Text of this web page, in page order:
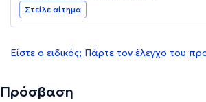
Στείλε αίτημα
Είστε ο ειδικός; Πάρτε τον έλεγχο του
Πρόσβαση